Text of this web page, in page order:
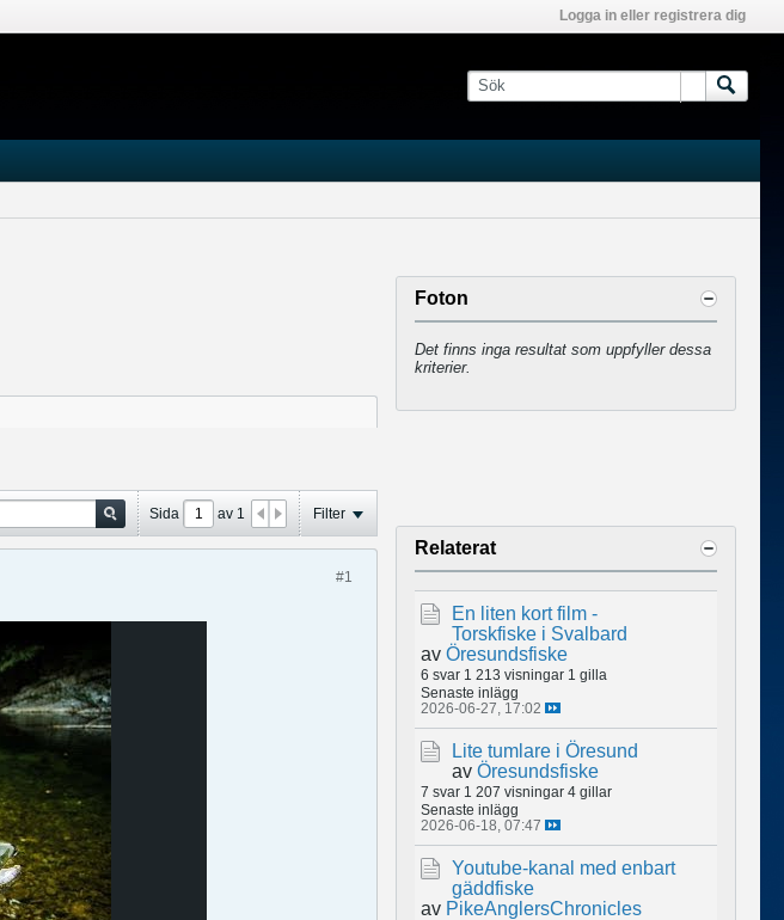
Logga in eller registrera dig
Sida av 1 Filter
#1
Foton
Det finns inga resultat som uppfyller dessa
kriterier.
Relaterat
En liten kort film -
Torskfiske i Svalbard
av Öresundsfiske
6 svar 1 213 visningar 1 gilla
Senaste inlägg
2026-06-27, 17:02
Lite tumlare i Öresund
av Öresundsfiske
7 svar 1 207 visningar 4 gillar
Senaste inlägg
2026-06-18, 07:47
Youtube-kanal med enbart
gäddfiske
av PikeAnglersChronicles